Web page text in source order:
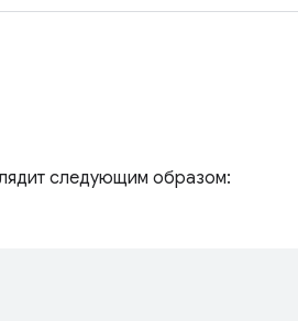
следующим образом: